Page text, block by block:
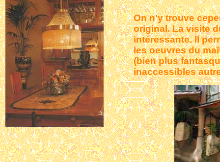
On n'y trouve
original. La visite
intéressante. Il
les oeuvres du
(bien plus
inaccessibles